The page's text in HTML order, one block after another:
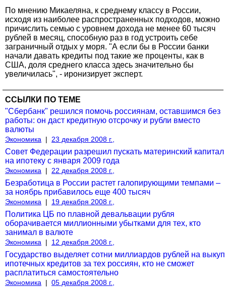
По мнению Микаеляна, к среднему классу в России,
исходя из наиболее распространенных подходов, можно
причислить семью с уровнем дохода не менее 60 тысяч
рублей в месяц, способную раз в год устроить себе
заграничный отдых у моря. "А если бы в России банки
начали давать кредиты под такие же проценты, как в
США, доля среднего класса здесь значительно бы
увеличилась", - иро­низирует эксперт.
ССЫЛКИ ПО ТЕМЕ
"Сбербанк" решился помочь россиянам, оставшимся без
работы: он даст кредитную отсрочку и рубли вместо
валюты
Экономика | 23 декабря 2008 г.,
Совет Федерации разрешил пускать материнский капитал
на ипотеку с января 2009 года
Экономика | 22 декабря 2008 г.,
Безработица в России растет галопирующими темпами –
за ноябрь прибавилось еще 400 тысяч
Экономика | 19 декабря 2008 г.,
Политика ЦБ по плавной девальвации рубля
оборачивается миллионными убытками для тех, кто
занимал в валюте
Экономика | 12 декабря 2008 г.,
Государство выделяет сотни миллиардов рублей на выкуп
ипотечных кредитов за тех россиян, кто не сможет
расплатиться самостоятельно
Экономика | 05 декабря 2008 г.,